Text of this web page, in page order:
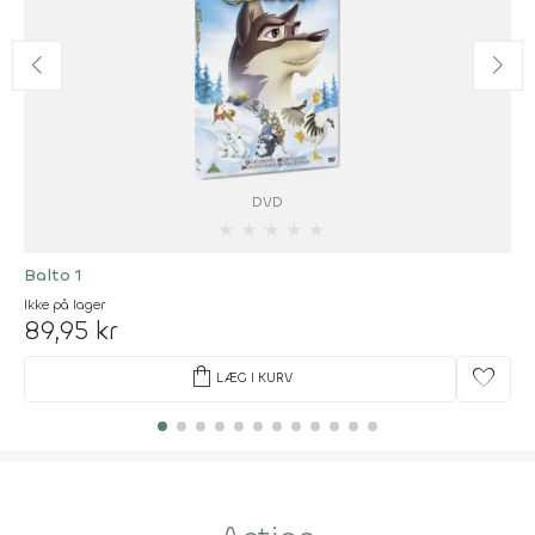
DVD
Balto 1
Ikke på lager
89,95 kr
shopping_bag LÆG I KURV favorite